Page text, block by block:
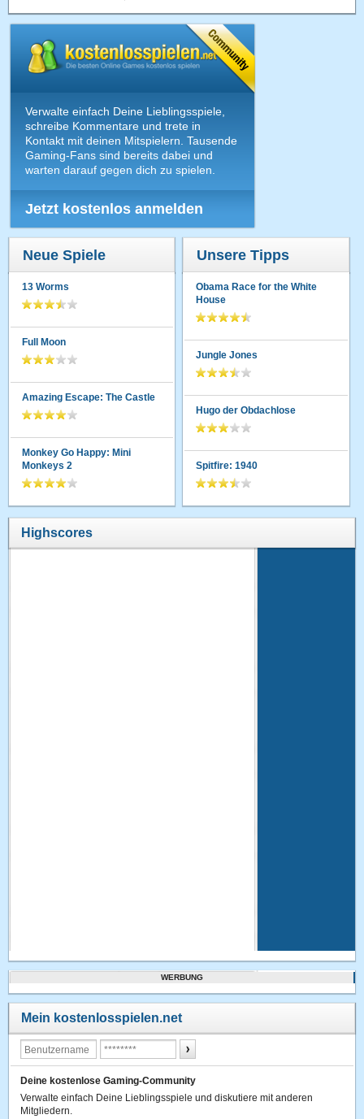
Verwalte einfach Deine Lieblingsspiele,
schreibe Kommentare und trete in
Kontakt mit deinen Mitspielern. Tausende
Gaming-Fans sind bereits dabei und
warten darauf gegen dich zu spielen.
Jetzt kostenlos anmelden
Neue Spiele
13 Worms
Full Moon
Amazing Escape: The Castle
Monkey Go Happy: Mini
Monkeys 2
Unsere Tipps
Obama Race for the White
House
Jungle Jones
Hugo der Obdachlose
Spitfire: 1940
Highscores
WERBUNG
Mein kostenlosspielen.net
Deine kostenlose Gaming-Community
Verwalte einfach Deine Lieblingsspiele und diskutiere mit anderen
Mitgliedern.